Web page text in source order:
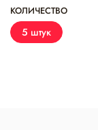
КОЛИЧЕСТВО
5 штук